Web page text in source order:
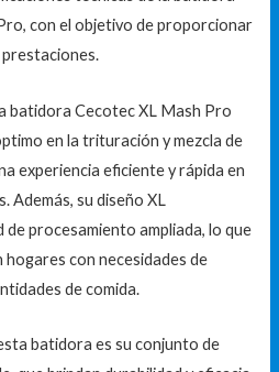
con el objetivo de proporcionar
prestaciones.
batidora Cecotec XL Mash Pro
en la trituración y mezcla de
experiencia eficiente y rápida en
Además, su diseño XL
procesamiento ampliada, lo que
hogares con necesidades de
de comida.
batidora es su conjunto de